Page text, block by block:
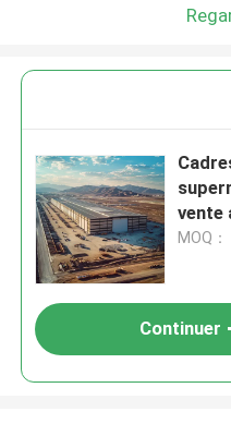
vente
MOQ
Continuer